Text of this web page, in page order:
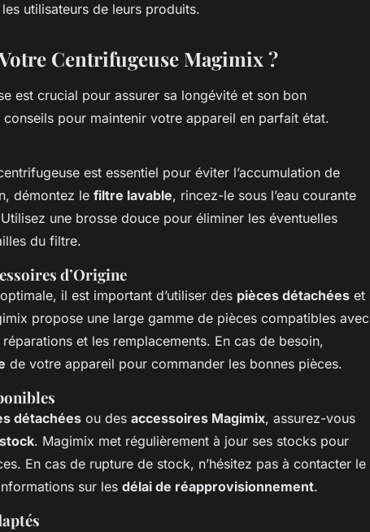
utilisateurs de leurs produits.
Centrifugeuse Magimix ?
est crucial pour assurer sa longévité et son bon
pour maintenir votre appareil en parfait état.
est essentiel pour éviter l’accumulation de
démontez le filtre lavable, rincez-le sous l’eau courante
une brosse douce pour éliminer les éventuelles
du filtre.
d’Origine
il est important d’utiliser des pièces détachées et
propose une large gamme de pièces compatibles avec
et les remplacements. En cas de besoin,
de votre appareil pour commander les bonnes pièces.
détachées ou des accessoires Magimix, assurez-vous
. Magimix met régulièrement à jour ses stocks pour
En cas de rupture de stock, n’hésitez pas à contacter le
sur les délai de réapprovisionnement.